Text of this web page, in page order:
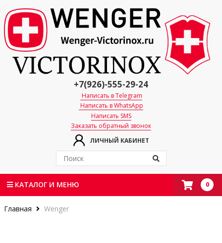
ЛИЧНЫЙ КАБИНЕТ
+7(926)-555-29-24
Написать в Telegram
Написать в WhatsApp
Написать SMS
Заказать обратный звонок
КАТАЛОГ И МЕНЮ 0
Главная Wenger